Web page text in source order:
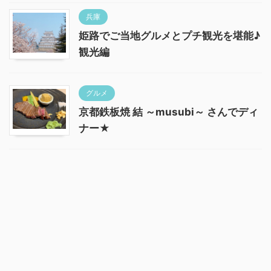
兵庫
姫路でご当地グルメとプチ観光を堪能♪
観光編
グルメ
京都鉄板焼 結 ～musubi～ さんでディ
ナー★